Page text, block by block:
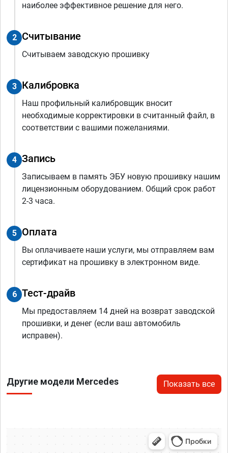
наиболее эффективное решение для него.
2 Считывание
Считываем заводскую прошивку
3 Калибровка
Наш профильный калибровщик вносит
необходимые корректировки в считанный файл, в
соответствии с вашими пожеланиями.
4 Запись
Записываем в память ЭБУ новую прошивку нашим
лицензионным оборудованием. Общий срок работ
2-3 часа.
5 Оплата
Вы оплачиваете наши услуги, мы отправляем вам
сертификат на прошивку в электронном виде.
6 Тест-драйв
Мы предоставляем 14 дней на возврат заводской
прошивки, и денег (если ваш автомобиль
исправен).
Другие модели Mercedes Показать все